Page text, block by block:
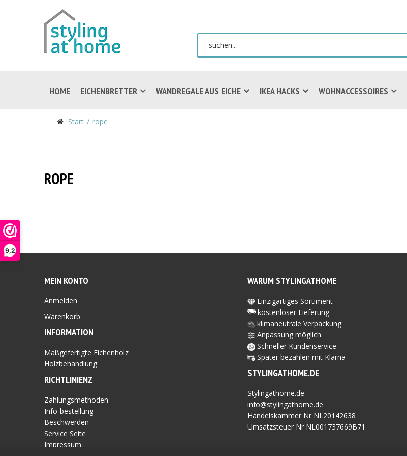
9,2
HOME EICHENBRETTER WANDREGALE AUS EICHE IKEA HACKS WOHNACCESSOIRES
Start rope
ROPE
MEIN KONTO
Anmelden
Warenkorb
INFORMATION
Maßgefertigte Eichenholz
Holzbehandlung
RICHTLINIENZ
Zahlungsmethoden
Info-bestellung
Beschwerden
Service Seite
Impressum
WARUM STYLINGATHOME
Einzigartiges Sortiment
kostenloser Lieferung
klimaneutrale Verpackung
Anpassung möglich
Schneller Kundenservice
Später bezahlen mit Klarna
STYLINGATHOME.DE
Stylingathome.de
info@stylingathome.de
Handelskammer Nr NL20142638
Umsatzsteuer Nr NL001737669B71